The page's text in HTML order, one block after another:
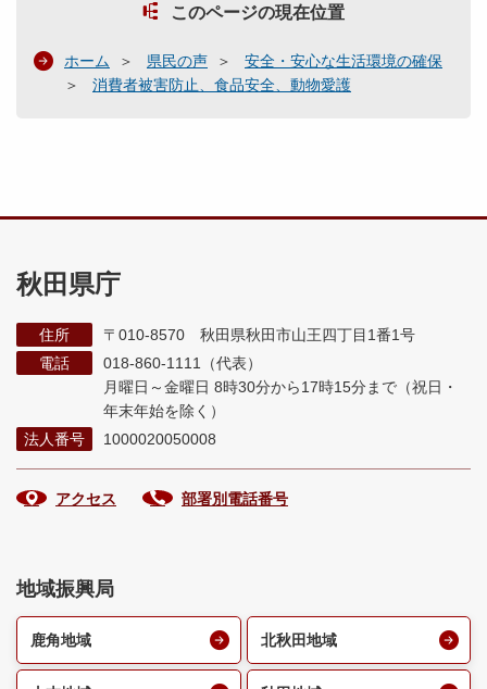
このページの現在位置
ホーム 県民の声
安全・安心な生活環境の確保
消費者被害防止、食品安全、動物愛護
秋田県庁
住所
〒010-8570 秋田県秋田市山王四丁目1番1号
電話
018-860-1111（代表）
月曜日～金曜日 8時30分から17時15分まで （祝日・
年末年始を除く）
法人番号
1000020050008
アクセス 部署別電話番号
地域振興局
鹿角地域 北秋田地域